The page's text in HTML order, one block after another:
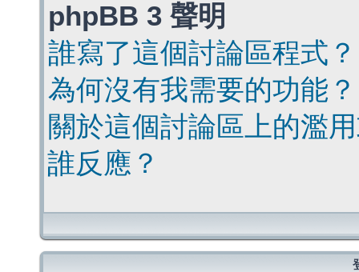
phpBB 3 聲明
誰寫了這個討論區程式？
為何沒有我需要的功能？
關於這個討論區上的濫
誰反應？